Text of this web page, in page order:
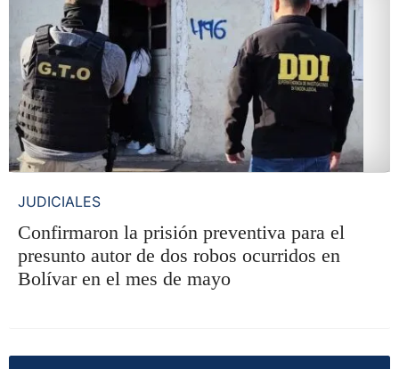
JUDICIALES
Confirmaron la prisión preventiva para el
presunto autor de dos robos ocurridos en
Bolívar en el mes de mayo